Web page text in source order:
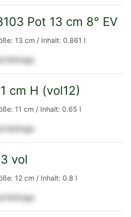
Pot 13 cm 8° EV
13 cm / Inhalt: 0.861 l
Anfrage
cm H (vol12)
11 cm / Inhalt: 0.65 l
Anfrage
vol
12 cm / Inhalt: 0.8 l
Anfrage